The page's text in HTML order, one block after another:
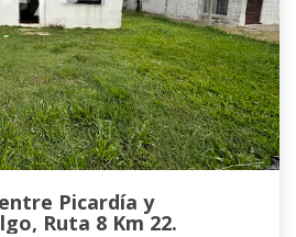
Picardía y
Ruta 8 Km 22.